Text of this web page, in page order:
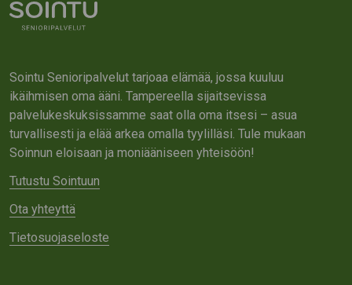
Sointu Senioripalvelut tarjoaa elämää, jossa kuuluu
ikäihmisen oma ääni. Tampereella sijaitsevissa
palvelukeskuksissamme saat olla oma itsesi – asua
turvallisesti ja elää arkea omalla tyylilläsi. Tule mukaan
Soinnun eloisaan ja moniääniseen yhteisöön!
Tutustu Sointuun
Ota yhteyttä
Tietosuojaseloste